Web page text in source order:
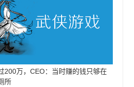
200万，CEO：当时赚的钱只够在
所